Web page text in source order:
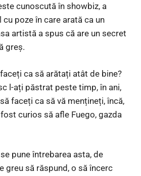
cunoscută în showbiz, a
poze în care arată ca un
artistă a spus că are un secret
greș.
ca să arătați atât de bine?
l-ați păstrat peste timp, în ani,
faceți ca să vă mențineți, încă,
curios să afle Fuego, gazda
pune întrebarea asta, de
greu să răspund, o să încerc